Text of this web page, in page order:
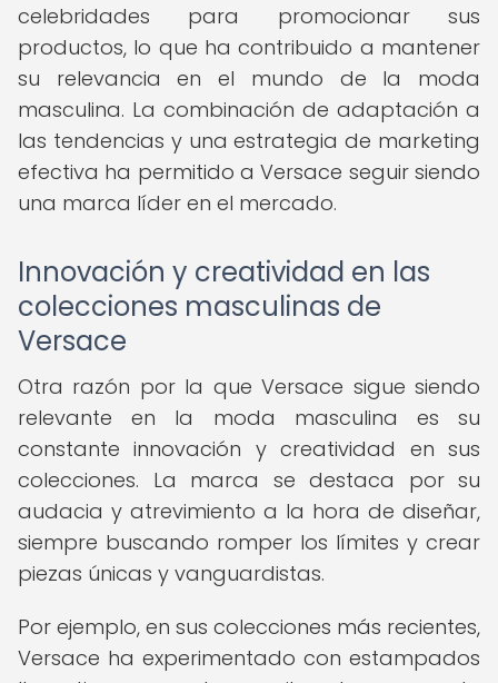
celebridades para promocionar sus
productos, lo que ha contribuido a mantener
su relevancia en el mundo de la moda
masculina. La combinación de adaptación a
las tendencias y una estrategia de marketing
efectiva ha permitido a Versace seguir siendo
una marca líder en el mercado.
Innovación y creatividad en las
colecciones masculinas de
Versace
Otra razón por la que Versace sigue siendo
relevante en la moda masculina es su
constante innovación y creatividad en sus
colecciones. La marca se destaca por su
audacia y atrevimiento a la hora de diseñar,
siempre buscando romper los límites y crear
piezas únicas y vanguardistas.
Por ejemplo, en sus colecciones más recientes,
Versace ha experimentado con estampados